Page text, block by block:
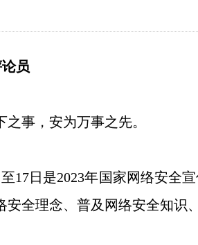
员
事，安为万事之先。
日是2023年国家网络安全宣
安全理念、普及网络安全知识